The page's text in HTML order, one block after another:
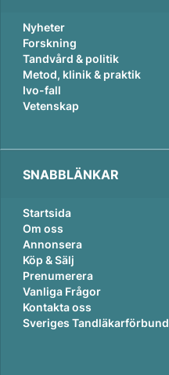
Nyheter
Forskning
Tandvård & politik
Metod, klinik & praktik
Ivo-fall
Vetenskap
SNABBLÄNKAR
Startsida
Om oss
Annonsera
Köp & Sälj
Prenumerera
Vanliga Frågor
Kontakta oss
Sveriges Tandläkarförbund